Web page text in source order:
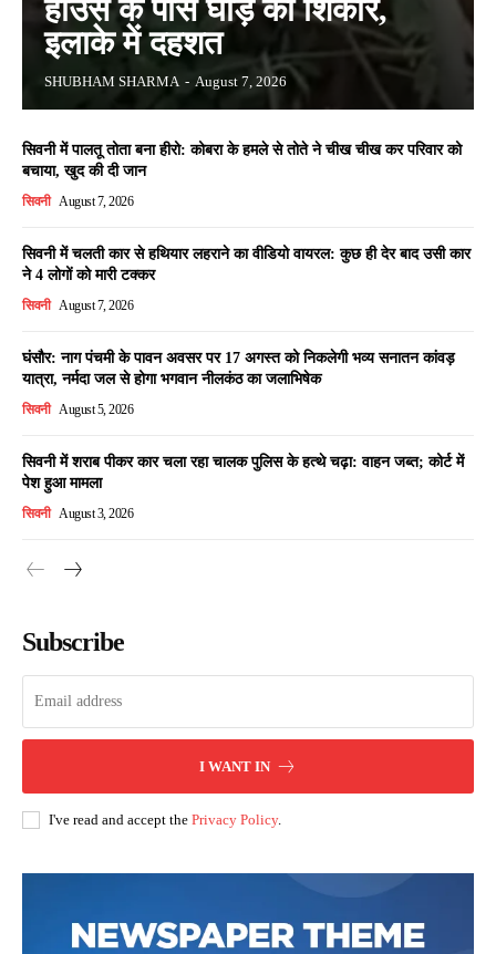
हाउस के पास घोड़े का शिकार,
इलाके में दहशत
SHUBHAM SHARMA - August 7, 2026
सिवनी में पालतू तोता बना हीरो: कोबरा के हमले से तोते ने चीख चीख कर परिवार को
बचाया, खुद की दी जान
सिवनी August 7, 2026
सिवनी में चलती कार से हथियार लहराने का वीडियो वायरल: कुछ ही देर बाद उसी कार
ने 4 लोगों को मारी टक्कर
सिवनी August 7, 2026
घंसौर: नाग पंचमी के पावन अवसर पर 17 अगस्त को निकलेगी भव्य सनातन कांवड़
यात्रा, नर्मदा जल से होगा भगवान नीलकंठ का जलाभिषेक
सिवनी August 5, 2026
सिवनी में शराब पीकर कार चला रहा चालक पुलिस के हत्थे चढ़ा: वाहन जब्त; कोर्ट में
पेश हुआ मामला
सिवनी August 3, 2026
Subscribe
I WANT IN
I've read and accept the Privacy Policy.